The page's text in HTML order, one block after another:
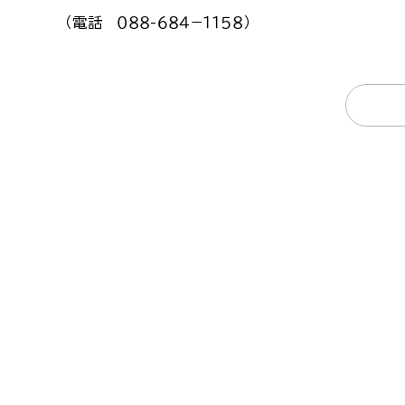
（電話 ０８８-６８４−１１５８）